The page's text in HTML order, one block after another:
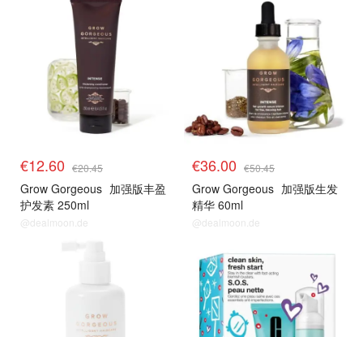
€12.60 €20.45
Grow Gorgeous 加强版丰盈
护发素 250ml
@dealmoon.de
€36.00 €50.45
Grow Gorgeous 加强版生发
精华 60ml
@dealmoon.de
clinique